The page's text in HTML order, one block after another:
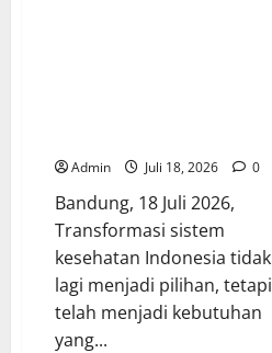
Admin Juli 18, 2026 0
Bandung, 18 Juli 2026,
Transformasi sistem
kesehatan Indonesia tidak
lagi menjadi pilihan, tetapi
telah menjadi kebutuhan
yang...